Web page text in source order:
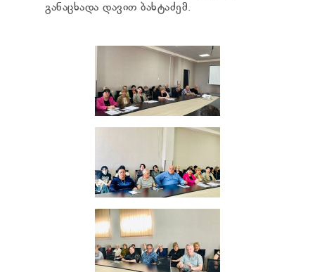
განაცხადა დავით ბახტაძემ.